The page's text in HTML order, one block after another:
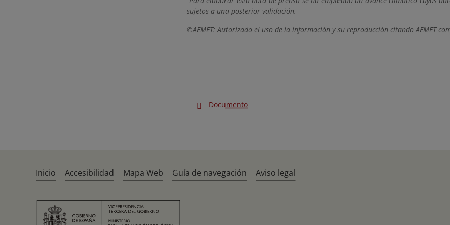
sujetos a una posterior validación.
©AEMET: Autorizado el uso de la información y su reproducción citando AEMET
Documento
Inicio Accesibilidad Mapa Web Guía de navegación Aviso legal